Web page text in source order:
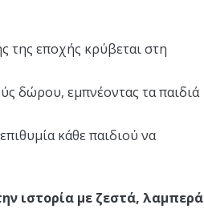
της εποχής κρύβεται στη
δώρου, εμπνέοντας τα παιδιά
κάθε παιδιού να
ιστορία με ζεστά, λαμπερά